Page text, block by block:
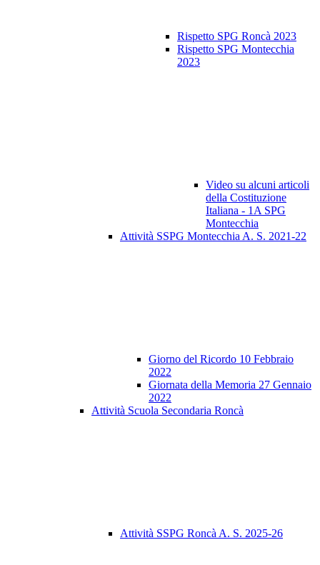
Rispetto SPG Roncà 2023
Rispetto SPG Montecchia
2023
Video su alcuni articoli
della Costituzione
Italiana - 1A SPG
Montecchia
Attività SSPG Montecchia A. S. 2021-22
Giorno del Ricordo 10 Febbraio
2022
Giornata della Memoria 27 Gennaio
2022
Attività Scuola Secondaria Roncà
Attività SSPG Roncà A. S. 2025-26